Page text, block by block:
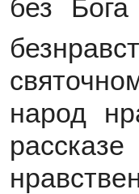
без
народ